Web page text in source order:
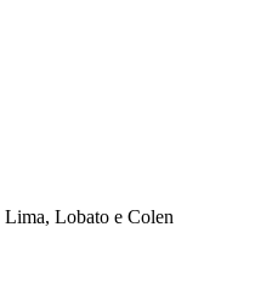
Lima, Lobato e Colen